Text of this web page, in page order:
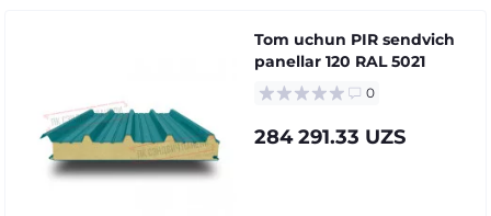
Tom uchun PIR sendvich
panellar 120 RAL 5021
0
284 291.33 UZS